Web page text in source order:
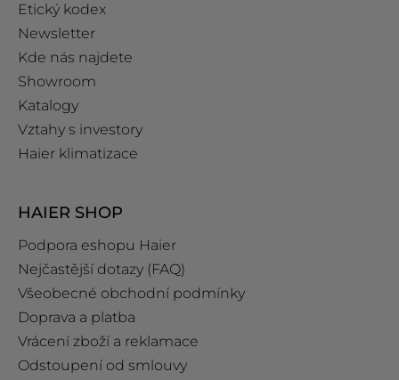
Etický kodex
Newsletter
Kde nás najdete
Showroom
Katalogy
Vztahy s investory
Haier klimatizace
HAIER SHOP
Podpora eshopu Haier
Nejčastější dotazy (FAQ)
Všeobecné obchodní podmínky
Doprava a platba
Vrácení zboží a reklamace
Odstoupení od smlouvy